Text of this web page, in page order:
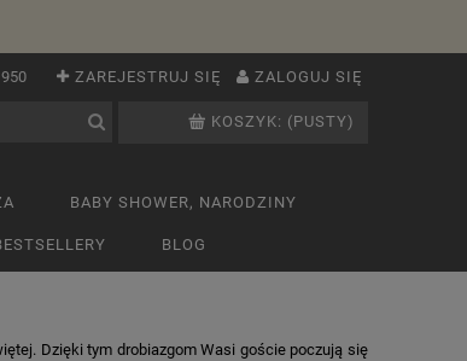
ZAREJESTRUJ SIĘ ZALOGUJ SIĘ
KOSZYK: (PUSTY)
BABY SHOWER, NARODZINY
BLOG
Dzięki tym drobiazgom Wasi goście poczują się